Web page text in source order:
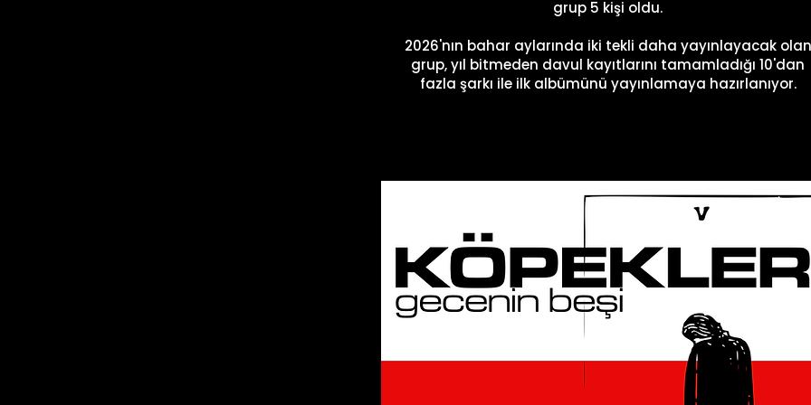
grup 5 kişi oldu.
2026'nın bahar aylarında iki tekli daha yayınlayacak olan
grup, yıl bitmeden davul kayıtlarını tamamladığı 10'dan
fazla şarkı ile ilk albümünü yayınlamaya hazırlanıyor.